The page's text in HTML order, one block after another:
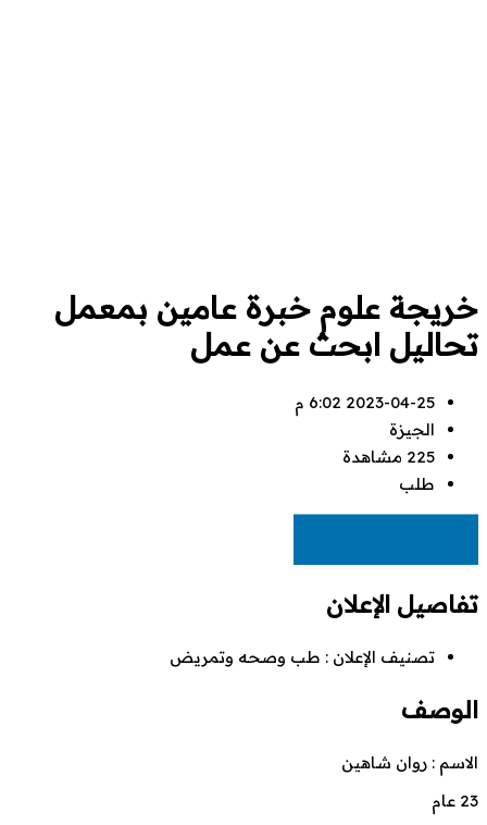
خريجة علوم خبرة عامين بمعمل
تحاليل ابحث عن عمل
2023-04-25 6:02 م
الجيزة
225 مشاهدة
طلب
تفاصيل الإعلان
تصنيف الإعلان : طب وصحه وتمريض
الوصف
الاسم : روان شاهين
23 عام